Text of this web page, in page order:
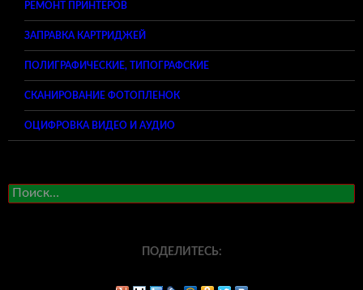
РЕМОНТ ПРИНТЕРОВ
ЗАПРАВКА КАРТРИДЖЕЙ
ПОЛИГРАФИЧЕСКИЕ, ТИПОГРАФСКИЕ
СКАНИРОВАНИЕ ФОТОПЛЕНОК
ОЦИФРОВКА ВИДЕО И АУДИО
Найти:
ПОДЕЛИТЕСЬ: